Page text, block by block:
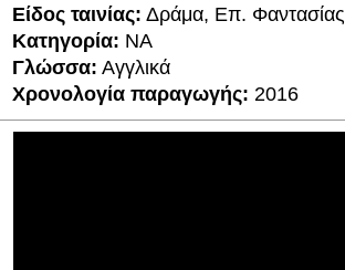
Είδος ταινίας: Δράμα, Επ. Φαντασίας
Κατηγορία: ΝΑ
Γλώσσα: Αγγλικά
Χρονολογία παραγωγής: 2016